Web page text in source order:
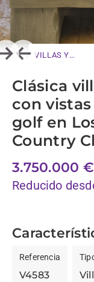
Previous
Next
VILLAS Y
Clásica
con
golf en
Country
3.750.000 €
Reducido
Referencia
V4583